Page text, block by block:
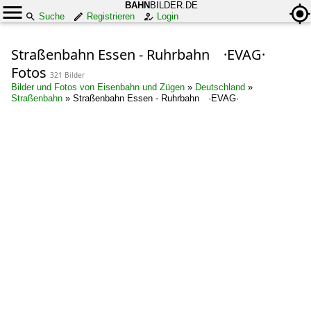
BAHN BILDER.DE
Suche
Registrieren Login
Straßenbahn Essen - Ruhrbahn ·EVAG·
Fotos 321 Bilder
Bilder und Fotos von Eisenbahn und Zügen » Deutschland »
Straßenbahn » Straßenbahn Essen - Ruhrbahn ·EVAG·